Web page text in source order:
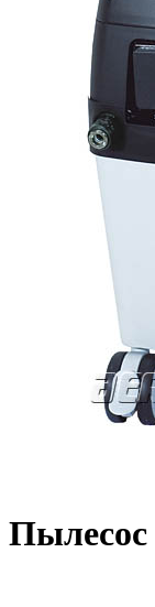
Пылесос